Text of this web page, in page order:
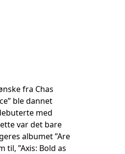
fra Chas
ble dannet
med
var det bare
albumet ”Are
”Axis: Bold as